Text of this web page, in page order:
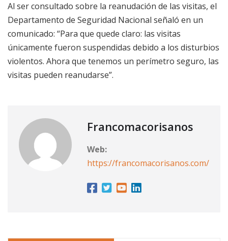
Al ser consultado sobre la reanudación de las visitas, el
Departamento de Seguridad Nacional señaló en un
comunicado: “Para que quede claro: las visitas
únicamente fueron suspendidas debido a los disturbios
violentos. Ahora que tenemos un perímetro seguro, las
visitas pueden reanudarse”.
Francomacorisanos
Web:
https://francomacorisanos.com/